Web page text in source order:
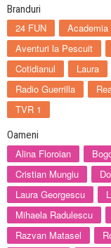
Branduri
24 FUN
Aventuri la Pescuit
Cotidianul
Laura
Radio Guerrilla
TVR 1
Oameni
Alina Floroian
Cristian Mungiu
Laura Georgescu
Mihaela Radulescu
Razvan Matasel